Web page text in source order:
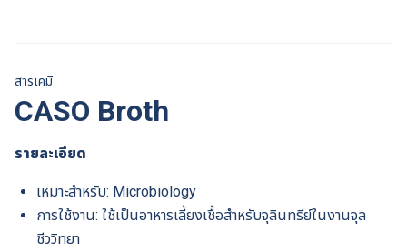
สารเคมี
CASO Broth
รายละเอียด
เหมาะสำหรับ: Microbiology
การใช้งาน: ใช้เป็นอาหารเลี้ยงเชื้อสำหรับจุลินทรีย์ในงานจุล
ชีววิทยา